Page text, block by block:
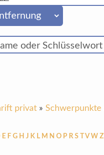
privat » Schwerpunkte
E F G H J K L M N O P R S V W Z